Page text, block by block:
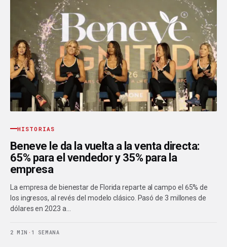
HISTORIAS
Beneve le da la vuelta a la venta directa:
65% para el vendedor y 35% para la
empresa
La empresa de bienestar de Florida reparte al campo el 65% de
los ingresos, al revés del modelo clásico. Pasó de 3 millones de
dólares en 2023 a…
2 MIN · 1 SEMANA